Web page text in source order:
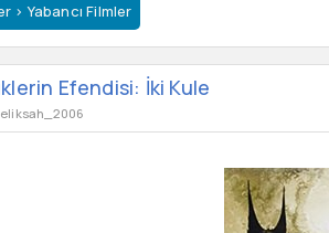
>Yabancı Filmler
Efendisi: İki Kule